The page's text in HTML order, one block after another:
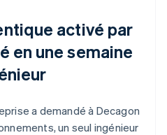
activé par
en une semaine
a demandé à Decagon
un seul ingénieur